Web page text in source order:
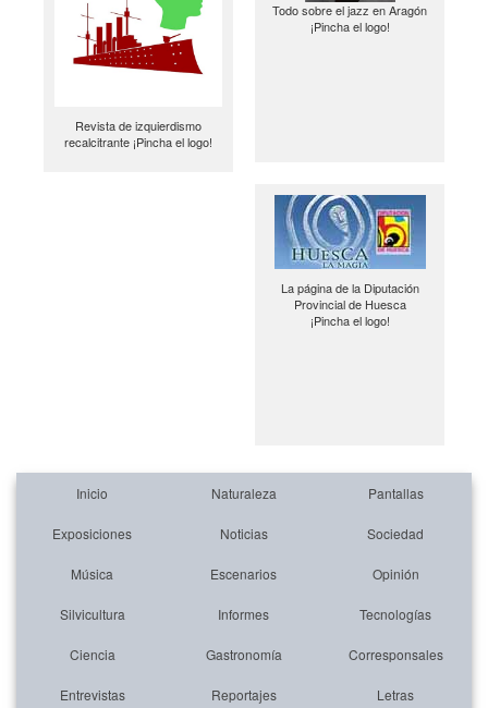
Revista de izquierdismo
recalcitrante ¡Pincha el logo!
Todo sobre el jazz en Aragón
¡Pincha el logo!
La página de la Diputación
Provincial de Huesca
¡Pincha el logo!
Inicio Naturaleza Pantallas
Exposiciones Noticias Sociedad
Música Escenarios Opinión
Silvicultura Informes Tecnologías
Ciencia Gastronomía Corresponsales
Entrevistas Reportajes Letras